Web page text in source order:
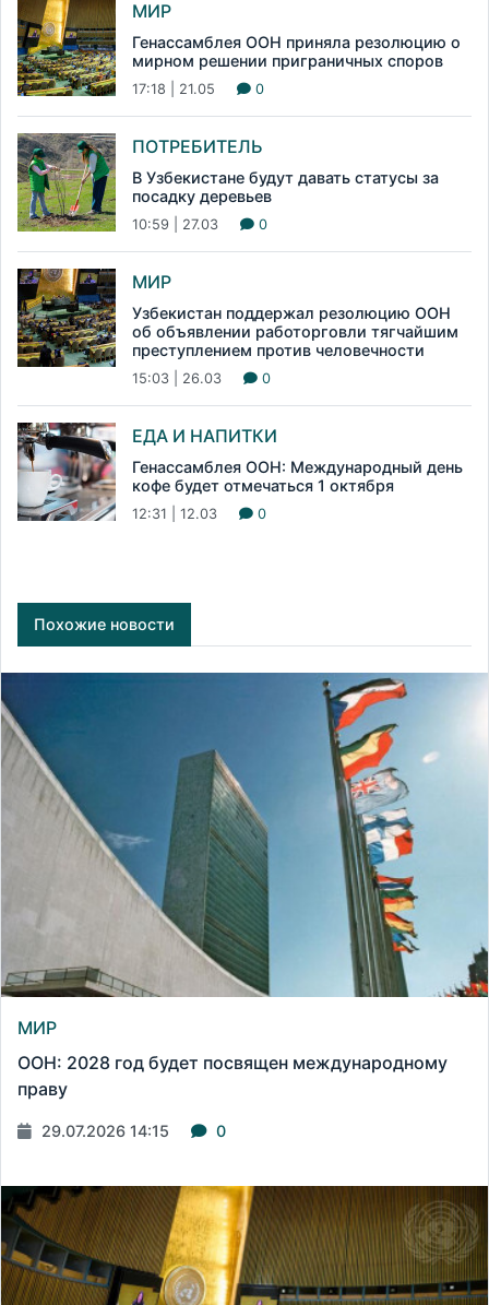
МИР
Генассамблея ООН приняла резолюцию о
мирном решении приграничных споров
17:18 | 21.05 0
ПОТРЕБИТЕЛЬ
В Узбекистане будут давать статусы за
посадку деревьев
10:59 | 27.03 0
МИР
Узбекистан поддержал резолюцию ООН
об объявлении работорговли тягчайшим
преступлением против человечности
15:03 | 26.03 0
ЕДА И НАПИТКИ
Генассамблея ООН: Международный день
кофе будет отмечаться 1 октября
12:31 | 12.03 0
Похожие новости
МИР
ООН: 2028 год будет посвящен международному
праву
29.07.2026 14:15 0